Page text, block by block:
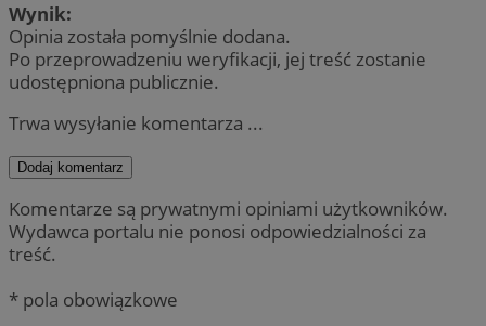
Wynik:
Opinia została pomyślnie dodana.
Po przeprowadzeniu weryfikacji, jej treść zostanie
udostępniona publicznie.
Trwa wysyłanie komentarza ...
Dodaj komentarz
Komentarze są prywatnymi opiniami użytkowników.
Wydawca portalu nie ponosi odpowiedzialności za
treść.
* pola obowiązkowe